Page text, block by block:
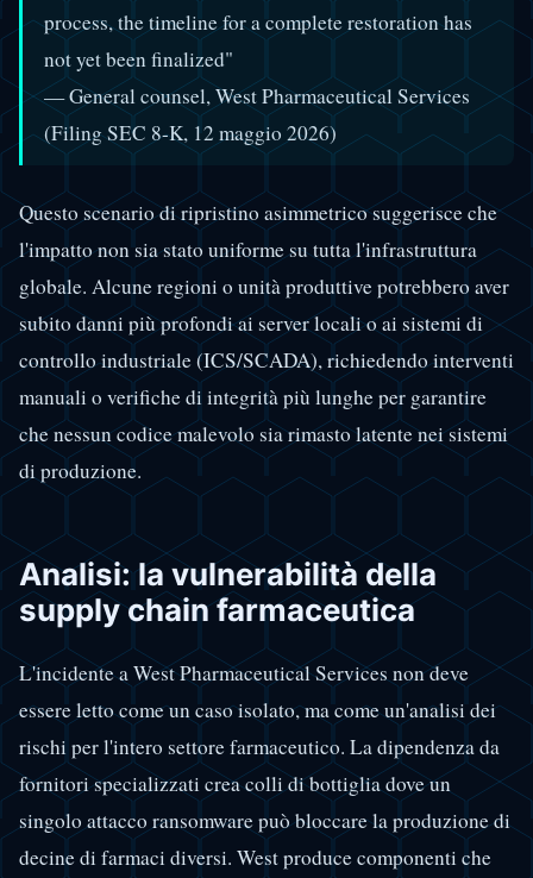
process, the timeline for a complete restoration has
not yet been finalized"
— General counsel, West Pharmaceutical Services
(Filing SEC 8-K, 12 maggio 2026)
Questo scenario di ripristino asimmetrico suggerisce che
l'impatto non sia stato uniforme su tutta l'infrastruttura
globale. Alcune regioni o unità produttive potrebbero aver
subito danni più profondi ai server locali o ai sistemi di
controllo industriale (ICS/SCADA), richiedendo interventi
manuali o verifiche di integrità più lunghe per garantire
che nessun codice malevolo sia rimasto latente nei sistemi
di produzione.
Analisi: la vulnerabilità della
supply chain farmaceutica
L'incidente a West Pharmaceutical Services non deve
essere letto come un caso isolato, ma come un'analisi dei
rischi per l'intero settore farmaceutico. La dipendenza da
fornitori specializzati crea colli di bottiglia dove un
singolo attacco ransomware può bloccare la produzione di
decine di farmaci diversi. West produce componenti che